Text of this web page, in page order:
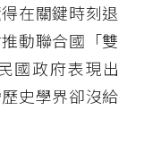
在關鍵時刻退
動聯合國「雙
國政府表現出
史學界卻沒給